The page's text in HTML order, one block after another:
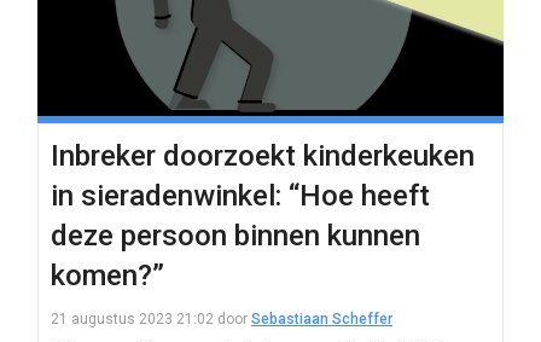
Inbreker doorzoekt kinderkeuken
in sieradenwinkel: “Hoe heeft
deze persoon binnen kunnen
komen?”
21 augustus 2023 21:02 door Sebastiaan Scheffer